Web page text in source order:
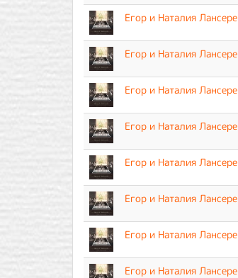
Егор и Наталия Лансере
Егор и Наталия Лансере
Егор и Наталия Лансере
Егор и Наталия Лансере
Егор и Наталия Лансере
Егор и Наталия Лансере
Егор и Наталия Лансере
Егор и Наталия Лансере